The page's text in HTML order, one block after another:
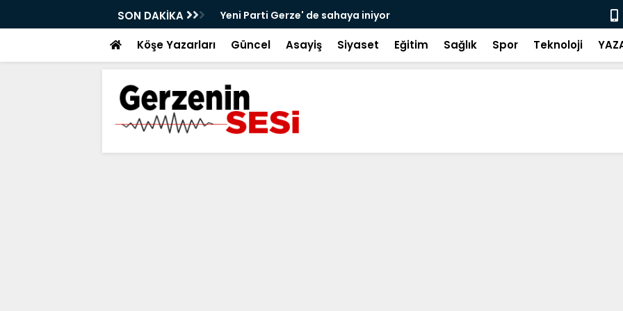
SON DAKİKA Yeni Parti Gerze' de sahaya iniyor
Gerze
Atık
Köşe Yazarları Güncel Asayiş Siyaset Eğitim Sağlık Spor Teknoloji